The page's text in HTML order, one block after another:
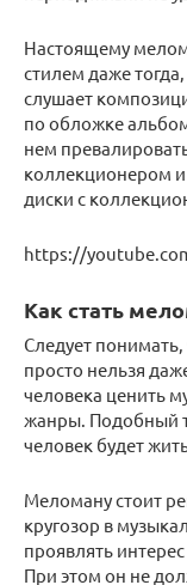
Настоящему
стилем даже
слушает
по обложке
нем
коллекционером и
диски с
https://
Как стать
Следует
просто нельзя
человека ценить
жанры. Подобный
человек будет
Меломану стоит
кругозор в
проявлять
При этом он не